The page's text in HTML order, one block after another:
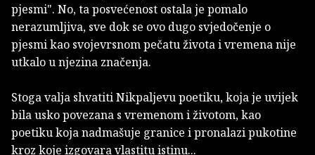
pjesmi". No, ta posvećenost ostala je pomalo
nerazumljiva, sve dok se ovo dugo svjedočenje o
pjesmi kao svojevrsnom pečatu života i vremena nije
utkalo u njezina značenja.
Stoga valja shvatiti Nikpaljevu poetiku, koja je uvijek
bila usko povezana s vremenom i životom, kao
poetiku koja nadmašuje granice i pronalazi pukotine
kroz koje izgovara vlastitu istinu...